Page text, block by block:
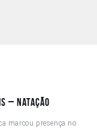
– Natação
marcou presença no